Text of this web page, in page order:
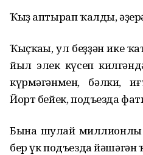
Ҡыҙ аптырап ҡалды,
Ҡыҫҡаһы, ул беҙҙән ике
йыл элек күсеп
күрмәгәнмен, бәлки,
Йорт бейек, подъезда
Бына шулай миллионлы
бер үк подъезда